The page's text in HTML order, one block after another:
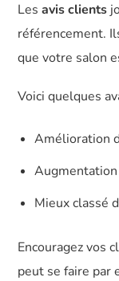
Lesavis clients
référencement.
que votre salon
Voici quelques
Amélioration
Mieux classé
Encouragez vos
peut se faire par